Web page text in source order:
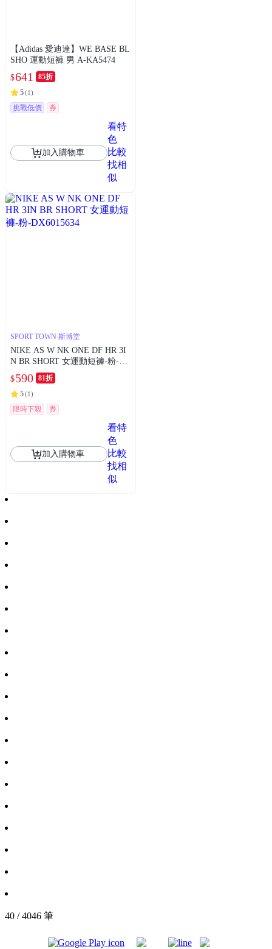
【Adidas 愛迪達】WE BASE BL
SHO 運動短褲 男 A-KA5474
$641
85折
5(1)
挑戰低價 券
加入購物車
看特
色
比較
找相
似
SPORT TOWN 斯博堂
NIKE AS W NK ONE DF HR 3I
N BR SHORT 女運動短褲-粉-D
X6015634
$590 81折
5(1)
限時下殺 券
加入購物車
看特
色
比較
找相
似
40 / 4046 筆